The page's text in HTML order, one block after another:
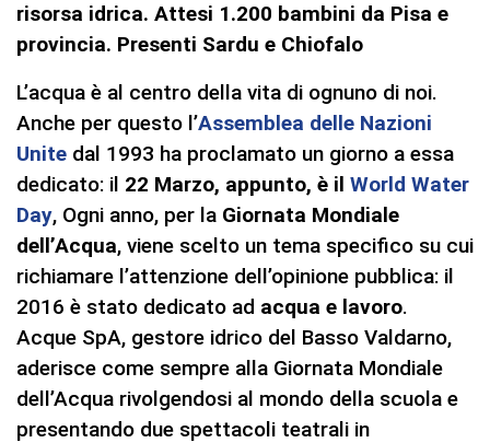
risorsa idrica. Attesi 1.200 bambini da Pisa e
provincia. Presenti Sardu e Chiofalo
L’acqua è al centro della vita di ognuno di noi.
Anche per questo l’Assemblea delle Nazioni
Unite dal 1993 ha proclamato un giorno a essa
dedicato: il 22 Marzo, appunto, è il World Water
Day, Ogni anno, per la Giornata Mondiale
dell’Acqua, viene scelto un tema specifico su cui
richiamare l’attenzione dell’opinione pubblica: il
2016 è stato dedicato ad acqua e lavoro.
Acque SpA, gestore idrico del Basso Valdarno,
aderisce come sempre alla Giornata Mondiale
dell’Acqua rivolgendosi al mondo della scuola e
presentando due spettacoli teatrali in